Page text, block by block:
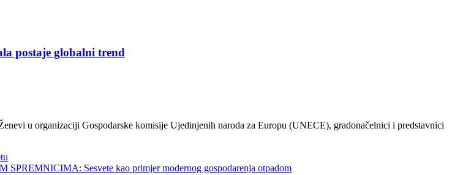
postaje globalni trend
u organizaciji Gospodarske komisije Ujedinjenih naroda za Europu (UNECE), gradonačelnici i predstavnici
Sesvete kao primjer modernog gospodarenja otpadom